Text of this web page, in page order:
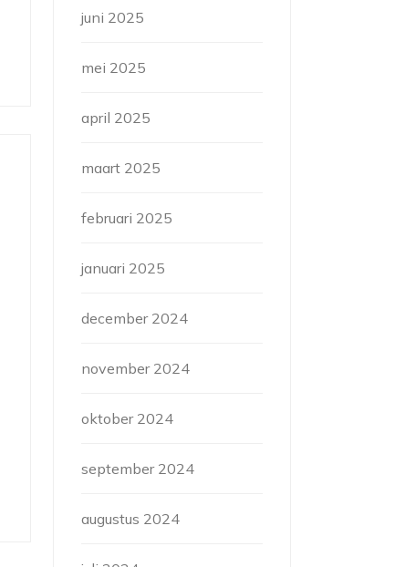
juni 2025
mei 2025
april 2025
maart 2025
februari 2025
januari 2025
december 2024
november 2024
oktober 2024
september 2024
augustus 2024